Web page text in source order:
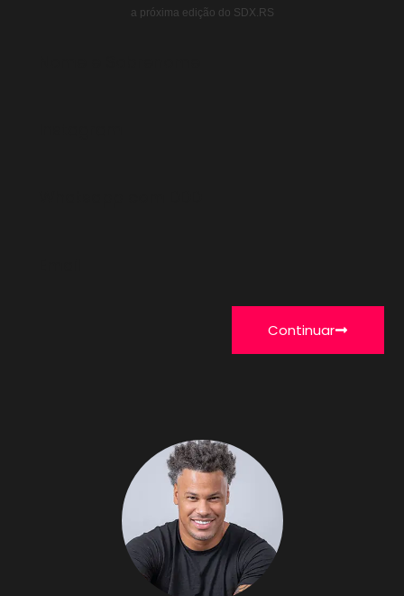
a próxima edição do SDX.RS
Continuar